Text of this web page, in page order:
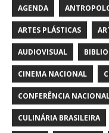
AGENDA
ARTES PLÁSTICAS
AUDIOVISUAL
CINEMA NACIONAL
CONFERÊNCIA
CULINÁRIA BRASILEIRA